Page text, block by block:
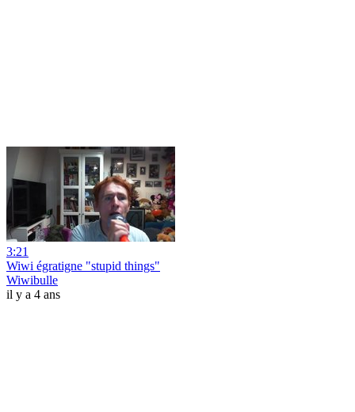
3:21
Wiwi égratigne "stupid things"
Wiwibulle
il y a 4 ans